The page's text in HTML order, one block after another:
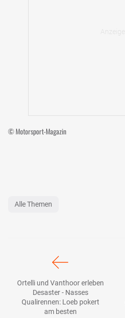
© Motorsport-Magazin
Alle Themen
Ortelli und Vanthoor erleben
Desaster - Nasses
Qualirennen: Loeb pokert
am besten